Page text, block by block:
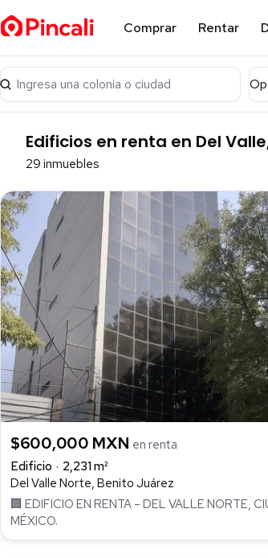
Comprar Rentar
Ingresa una colonia o ciudad
Edificios en renta en Del
29 inmuebles
$600,000 MXN en renta
Edificio
2,231 m²
Del Valle Norte, Benito Juárez
🏢 EDIFICIO EN RENTA – DEL VALLE NORTE,
MÉXICO.